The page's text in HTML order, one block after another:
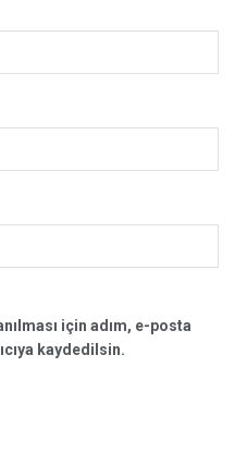
için adım, e-posta
kaydedilsin.